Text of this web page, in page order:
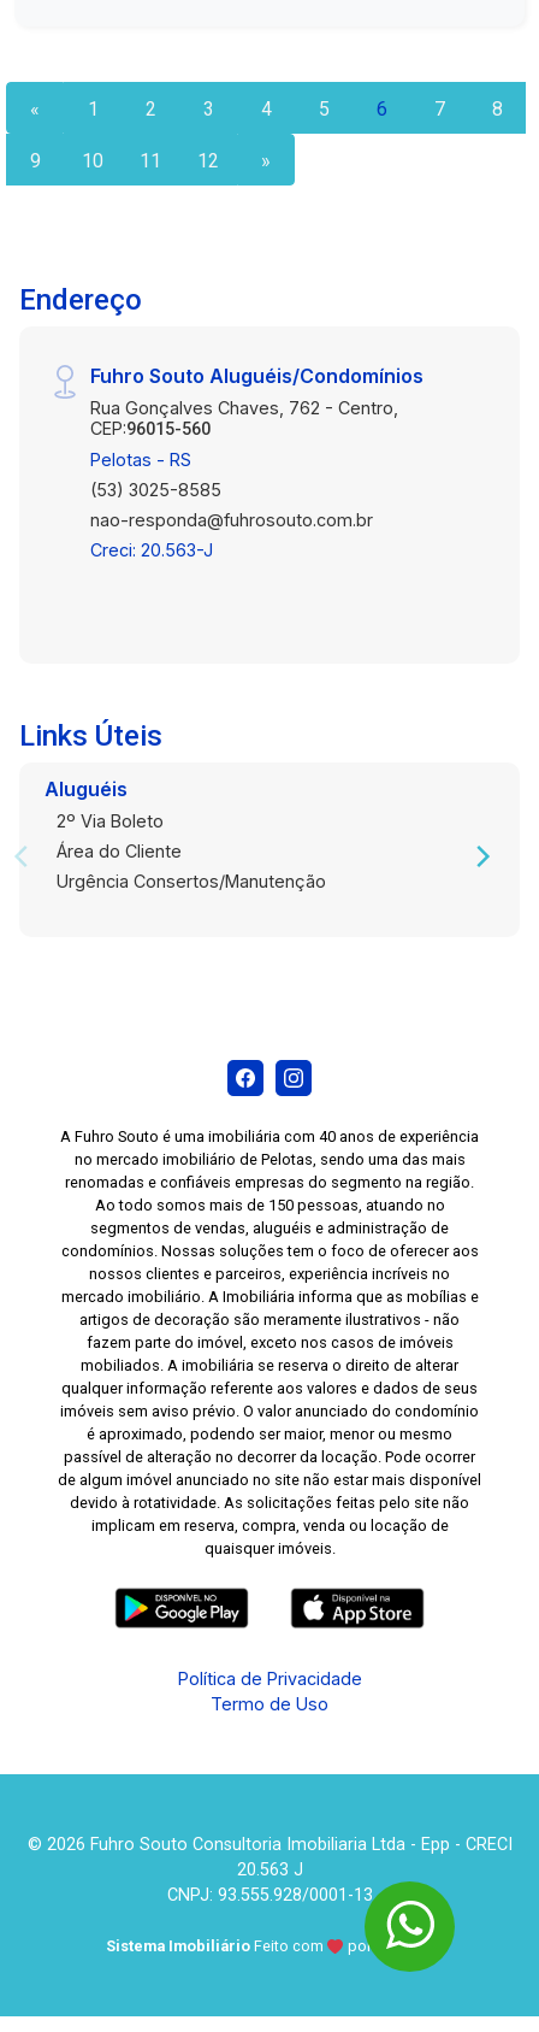
« 1 2 3 4 5 6 7 8
9 10 11 12 »
Endereço
Fuhro Souto Aluguéis/Condomínios
Rua Gonçalves Chaves, 762 - Centro,
CEP:96015-560
Pelotas - RS
(53) 3025-8585
nao-responda@fuhrosouto.com.br
Creci: 20.563-J
Links Úteis
Aluguéis
2º Via Boleto
Área do Cliente
Urgência Consertos/Manutenção
A Fuhro Souto é uma imobiliária com 40 anos de experiência
no mercado imobiliário de Pelotas, sendo uma das mais
renomadas e confiáveis empresas do segmento na região.
Ao todo somos mais de 150 pessoas, atuando no
segmentos de vendas, aluguéis e administração de
condomínios. Nossas soluções tem o foco de oferecer aos
nossos clientes e parceiros, experiência incríveis no
mercado imobiliário. A Imobiliária informa que as mobílias e
artigos de decoração são meramente ilustrativos - não
fazem parte do imóvel, exceto nos casos de imóveis
mobiliados. A imobiliária se reserva o direito de alterar
qualquer informação referente aos valores e dados de seus
imóveis sem aviso prévio. O valor anunciado do condomínio
é aproximado, podendo ser maior, menor ou mesmo
passível de alteração no decorrer da locação. Pode ocorrer
de algum imóvel anunciado no site não estar mais disponível
devido à rotatividade. As solicitações feitas pelo site não
implicam em reserva, compra, venda ou locação de
quaisquer imóveis.
Política de Privacidade
Termo de Uso
© 2026 Fuhro Souto Consultoria Imobiliaria Ltda - Epp - CRECI
20.563 J
CNPJ: 93.555.928/0001-13
Sistema Imobiliário Feito com por KUROLE